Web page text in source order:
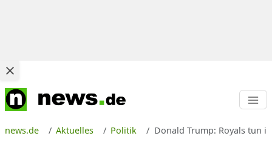
news.de Aktuelles Politik Donald Trump: Royals tun